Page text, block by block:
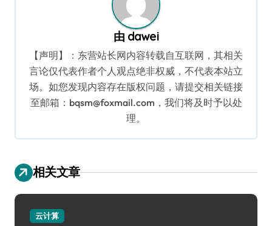
由 dawei
【声明】：东营站长网内容转载自互联网，其相关
言论仅代表作者个人观点绝非权威，不代表本站立
场。如您发现内容存在版权问题，请提交相关链接
至邮箱：bqsm@foxmail.com，我们将及时予以处
理。
相关文章
云计算